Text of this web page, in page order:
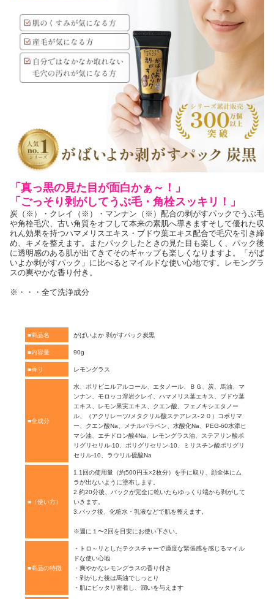
「真っ黒の見た目が面白かぁ～！」
「ごっそり剥がしてうぶ毛・角栓スッキリ！」
炭（※）・クレイ（※）・マンナン（※）配合の剥がすパックでうぶ毛
や角栓毛穴、古い角質をオフして本来の素肌へ導きますそして優れた収
れん効果を持つハマメリスエキス・ブドウ葉エキス配合で毛穴を引き締
め、キメを整えます。またパックしたときの見た目も楽しく、パック後
に透明感のある肌が出てきてそのギャップも楽しくなりますよ。「がば
いよか剥がすパック」に比べるとマイルドな使い心地です。レモングラ
スの爽やかな香り付き。
※・・・全て洗浄成分
■商品名 がばいよか 剥がすパック炭黒
■内容量 90g
■香り レモングラス
■全成分
水、ポリビニルアルコール、エタノール、ＢＧ、炭、馬油、マ
ンナン、モロッコ溶岩クレイ、ハマメリス葉エキス、ブドウ葉
エキス、レモン果実エキス、クエン酸、フェノキシエタノー
ル、（アクリレーツ/メタクリル酸ステアレス-２０）コポリマ
ー、クエン酸Na、メチルパラベン、水酸化Na、PEG-60水添ヒ
マシ油、エチドロン酸4Na、レモングラス油、ステアリン酸ポ
リグリセリル-10、ポリグリセリン-10、ミリスチン酸ポリグリ
セリル-10、ラウリル硫酸Na
■（使い方）
1.1回の使用量（約500円玉×2枚分）を手に取り、顔全体にム
ラが出ないように塗布します。
2.約20分後、パックが完全に乾いたらゆっくり端から剥がして
いきます。
3.パック後、化粧水・乳液などで肌を整えます。
※週に１〜2回を目安にお使い下さい。
■商品の特徴
・トロ～リとしたテクスチャーで適度な緊張感を感じるマイル
ドな使い心地
・爽やかなレモングラスの香り付き
・剥がした後は馬油でしっとり
・肌にピッタリ密着し、潤いを与えます